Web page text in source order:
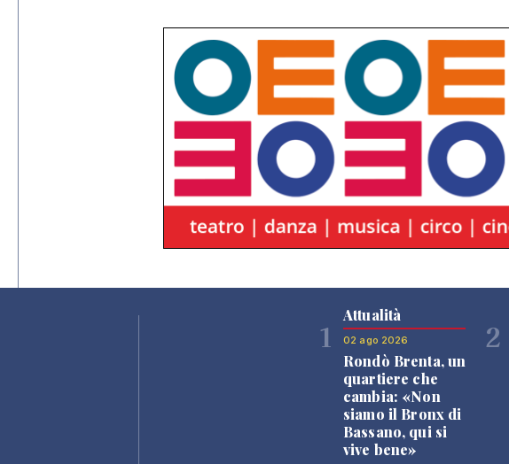
1
Attualità
02 ago 2026
Rondò Brenta, un
quartiere che
cambia: «Non
siamo il Bronx di
Bassano, qui si
vive bene»
2